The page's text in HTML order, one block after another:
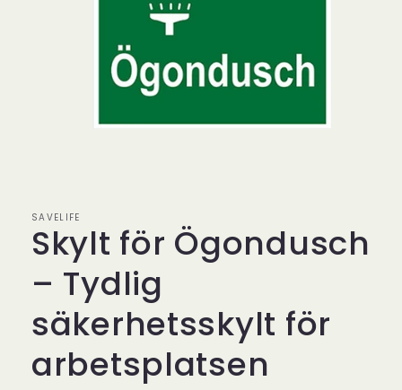
SAVELIFE
Skylt för Ögondusch
– Tydlig
säkerhetsskylt för
arbetsplatsen